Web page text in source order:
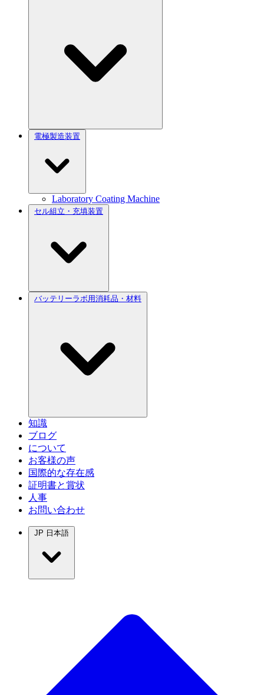
電極製造装置
Laboratory Coating Machine
セル組立・充填装置
バッテリーラボ用消耗品・材料
知識
ブログ
について
お客様の声
国際的な存在感
証明書と賞状
人事
お問い合わせ
JP 日本語